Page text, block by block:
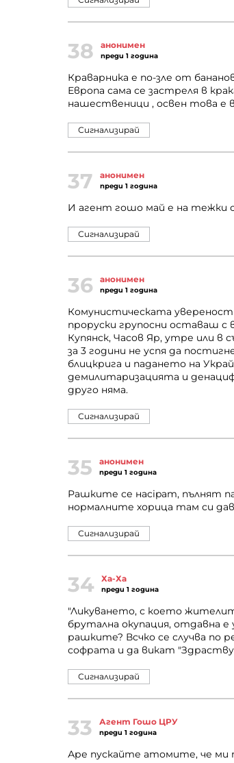
38 анонимен
преди 1 година
Краварника е по-зле от
Европа сама се застреля в
нашественици , освен това е
Сигнализирай
37 анонимен
преди 1 година
И агент гошо май е на тежки
Сигнализирай
36 анонимен
преди 1 година
Комунистическата
проруски групосни оставаш
Купянск, Часов Яр, утре или в
за 3 години не успя да
блицкрига и падането на
демилитаризацията и
друго няма.
Сигнализирай
35 анонимен
преди 1 година
Рашките се наcipaт, пълнят
нормалните хорица там си
Сигнализирай
34 Ха-Ха
преди 1 година
"Ликуването, с което
брутална окупация, отдавна
рашките? Всчко се случва по
софрата и да викат
Сигнализирай
33 Агент Гошо ЦРУ
преди 1 година
Аре пускайте атомите, че ми